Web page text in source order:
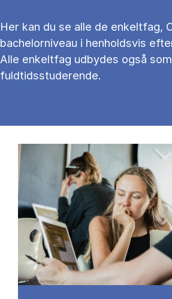
Her kan du se alle de enkeltfag,
bachelorniveau i henholdsvis
Alle enkeltfag udbydes også
fuldtidsstuderende.